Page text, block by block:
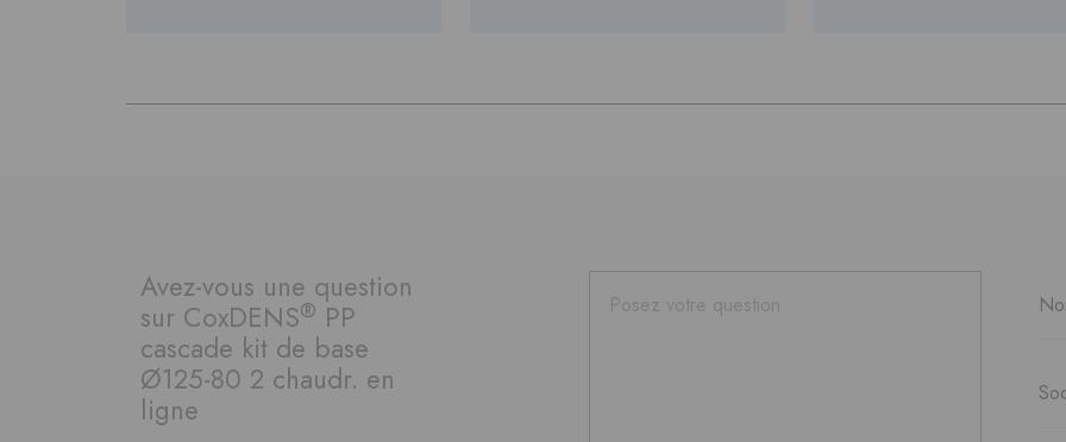
Avez-vous une question
sur CoxDENS® PP
cascade kit de base
Ø125-80 2 chaudr. en
ligne